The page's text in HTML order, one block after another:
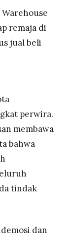
remaja di
jual beli
perwira.
membawa
bahwa
tindak
dan